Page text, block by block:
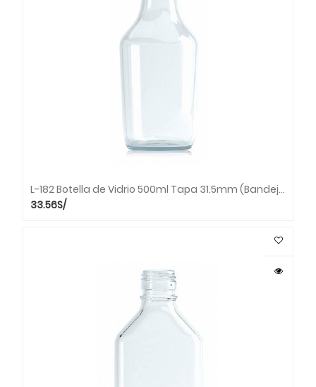
L-182 Botella de Vidrio 500ml Tapa 31.5mm (Bandeja x 25 unds.)
S/
33.56